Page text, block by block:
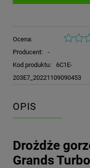
Ocena:
Producent:
-
Kod produktu:
6C1E-
203E7_20221109090453
OPIS
Drożdże
Grands Turbo